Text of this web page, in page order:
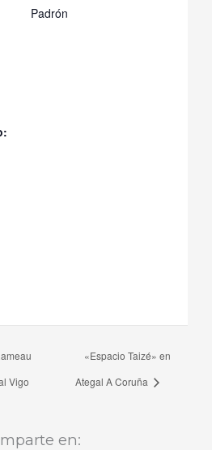
Padrón
Vigo
«Espacio Taizé» en
Ategal A Coruña
en: